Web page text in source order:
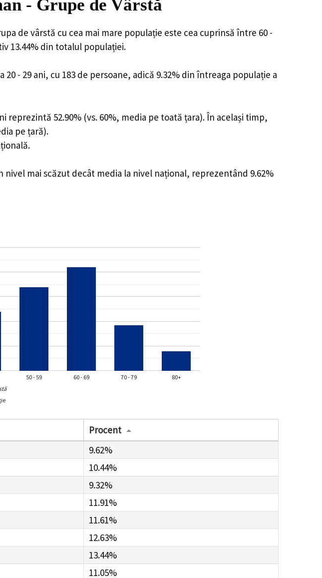
- Grupe de Vârstă
de vârstă cu cea mai mare populație este cea cuprinsă între 60 -
13.44% din totalul populației.
- 29 ani, cu 183 de persoane, adică 9.32% din întreaga populație a
52.90% (vs. 60%, media pe toată țara). În același timp,
pe țară).
nivel mai scăzut decât media la nivel național, reprezentând 9.62%
50 - 59 60 - 69 70 - 79 80+
Procent
9.62%
10.44%
9.32%
11.91%
11.61%
12.63%
13.44%
11.05%